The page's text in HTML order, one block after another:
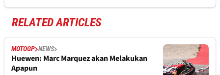
RELATED ARTICLES
MOTOGP NEWS
Huewen: Marc Marquez akan Melakukan
Apapun